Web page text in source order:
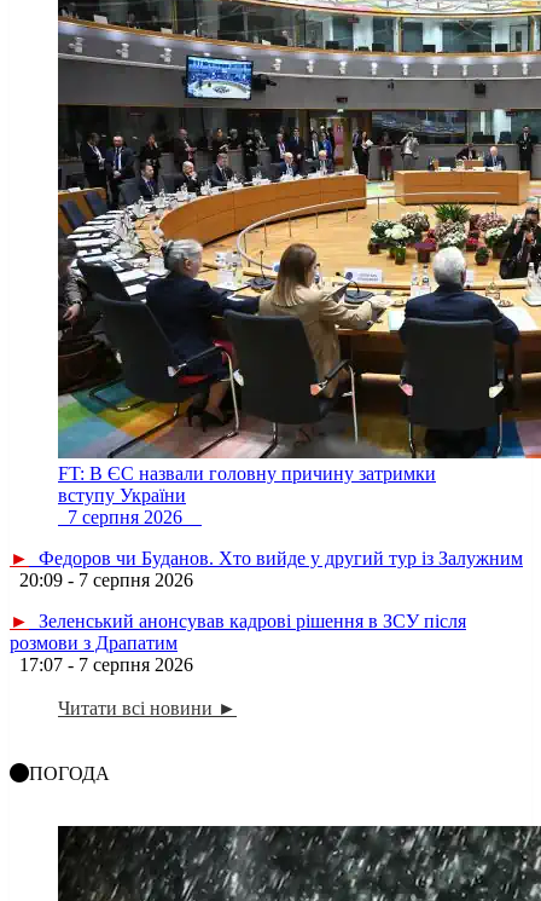
FT: В ЄС назвали головну причину затримки
вступу України
7 серпня 2026
►
Федоров чи Буданов. Хто вийде у другий тур із Залужним
20:09 - 7 серпня 2026
►
Зеленський анонсував кадрові рішення в ЗСУ після
розмови з Драпатим
17:07 - 7 серпня 2026
Читати всі новини ►
ПОГОДА